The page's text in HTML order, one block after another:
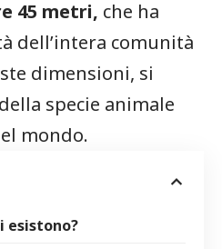
45 metri, che ha
dell’intera comunità
dimensioni, si
specie animale
mondo.
esistono?